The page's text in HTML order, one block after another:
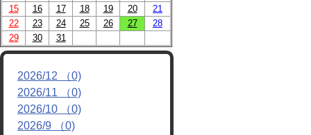
スケジュール
OB紹介/OB会
リンク
15
16 17 18 19 20
21
22
23 24 25 26 27
28
29
30 31
2026/12 （0)
2026/11 （0)
2026/10 （0)
2026/9 （0)